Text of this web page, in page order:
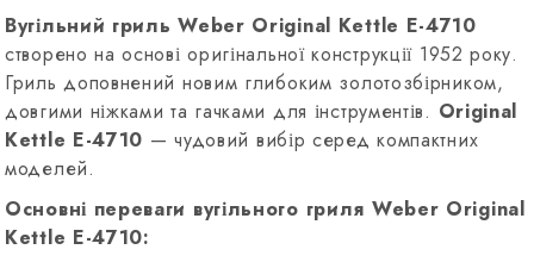
Вугільний гриль Weber Original Kettle E-4710
створено на основі оригінальної конструкції 1952 року.
Гриль доповнений новим глибоким золотозбірником,
довгими ніжками та гачками для інструментів. Original
Kettle E-4710 — чудовий вибір серед компактних
моделей.
Основні переваги вугільного гриля Weber Original
Kettle E-4710: